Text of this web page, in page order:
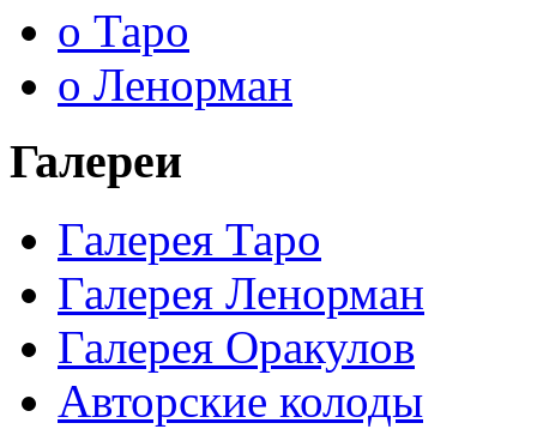
о Таро
о Ленорман
Галереи
Галерея Таро
Галерея Ленорман
Галерея Оракулов
Авторские колоды